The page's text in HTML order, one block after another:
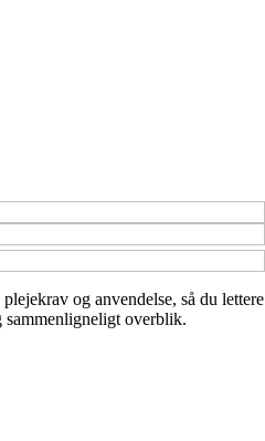
og anvendelse, så du lettere
sammenligneligt overblik.